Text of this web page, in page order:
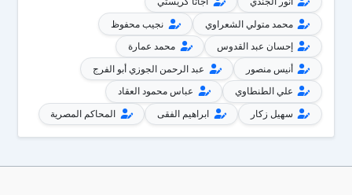
محمد متولي الشعراوي
نجيب محفوظ
إحسان عبد القدوس
محمد عمارة
أنيس منصور
عبد الرحمن الجوزي أبو الفرج
علي الطنطاوي
عباس محمود العقاد
سهيل زكار
ابراهيم الفقى المحاكم المصرية